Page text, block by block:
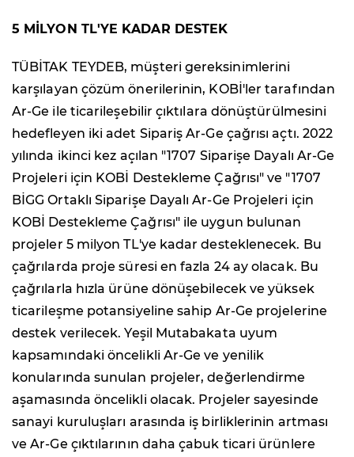
5 MİLYON TL'YE KADAR DESTEK
TÜBİTAK TEYDEB, müşteri gereksinimlerini
karşılayan çözüm önerilerinin, KOBİ'ler tarafından
Ar-Ge ile ticarileşebilir çıktılara dönüştürülmesini
hedefleyen iki adet Sipariş Ar-Ge çağrısı açtı. 2022
yılında ikinci kez açılan "1707 Siparişe Dayalı Ar-Ge
Projeleri için KOBİ Destekleme Çağrısı" ve "1707
BİGG Ortaklı Siparişe Dayalı Ar-Ge Projeleri için
KOBİ Destekleme Çağrısı" ile uygun bulunan
projeler 5 milyon TL'ye kadar desteklenecek. Bu
çağrılarda proje süresi en fazla 24 ay olacak. Bu
çağrılarla hızla ürüne dönüşebilecek ve yüksek
ticarileşme potansiyeline sahip Ar-Ge projelerine
destek verilecek. Yeşil Mutabakata uyum
kapsamındaki öncelikli Ar-Ge ve yenilik
konularında sunulan projeler, değerlendirme
aşamasında öncelikli olacak. Projeler sayesinde
sanayi kuruluşları arasında iş birliklerinin artması
ve Ar-Ge çıktılarının daha çabuk ticari ürünlere